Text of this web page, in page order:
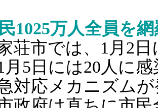
1025万人全員を
荘市では、1月2日
月5日には20人に
対応メカニズム